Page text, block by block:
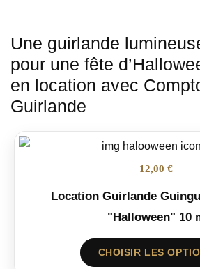
Une guirlande
pour une fête
en location avec
Guirlande
12,00 €
Location Guirlande
"Halloween" 10
CHOISIR LES